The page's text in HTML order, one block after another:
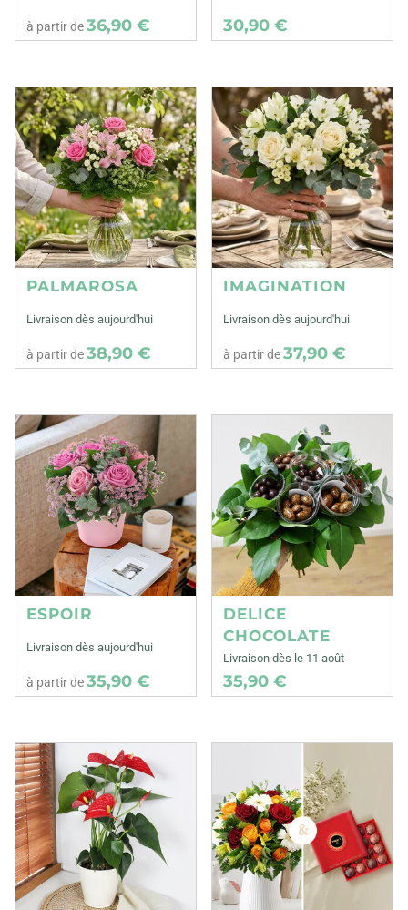
à partir de36,90 € 30,90 €
PALMAROSA
Livraison dès aujourd'hui
à partir de38,90 €
IMAGINATION
Livraison dès aujourd'hui
à partir de37,90 €
ESPOIR
Livraison dès aujourd'hui
à partir de35,90 €
DELICE
CHOCOLATE
Livraison dès le 11 août
35,90 €